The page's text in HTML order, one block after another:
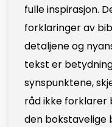
fulle inspirasjon.
forklaringer av
detaljene og
tekst er
synspunktene,
råd ikke forklarer
den bokstavelige